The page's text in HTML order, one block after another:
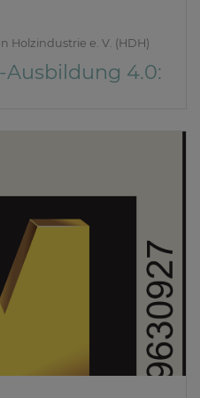
Holzindustrie e. V. (HDH)
4.0: